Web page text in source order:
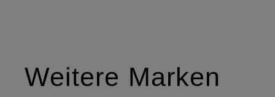
Weitere Marken